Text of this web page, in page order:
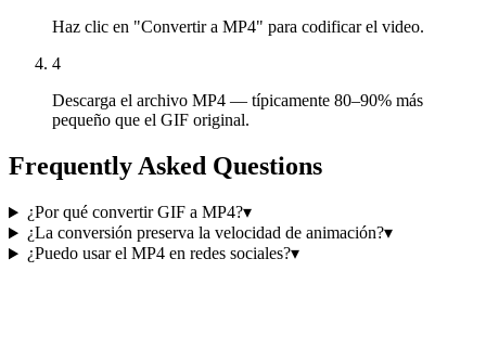
Haz clic en "Convertir a MP4" para codificar el video.
4
Descarga el archivo MP4 — típicamente 80–90% más
pequeño que el GIF original.
Frequently Asked Questions
¿Por qué convertir GIF a MP4?▾
¿La conversión preserva la velocidad de animación?▾
¿Puedo usar el MP4 en redes sociales?▾